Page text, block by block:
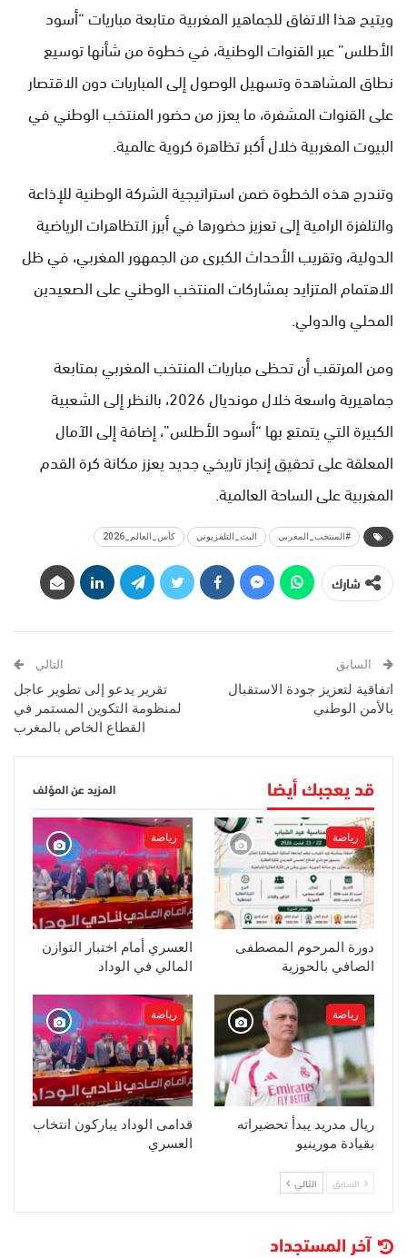
ويتيح هذا الاتفاق للجماهير المغربية متابعة مباريات “أسود
الأطلس” عبر القنوات الوطنية، في خطوة من شأنها توسيع
نطاق المشاهدة وتسهيل الوصول إلى المباريات دون الاقتصار
على القنوات المشفرة، ما يعزز من حضور المنتخب الوطني في
البيوت المغربية خلال أكبر تظاهرة كروية عالمية.
وتندرج هذه الخطوة ضمن استراتيجية الشركة الوطنية للإذاعة
والتلفزة الرامية إلى تعزيز حضورها في أبرز التظاهرات الرياضية
الدولية، وتقريب الأحداث الكبرى من الجمهور المغربي، في ظل
الاهتمام المتزايد بمشاركات المنتخب الوطني على الصعيدين
المحلي والدولي.
ومن المرتقب أن تحظى مباريات المنتخب المغربي بمتابعة
جماهيرية واسعة خلال مونديال 2026، بالنظر إلى الشعبية
الكبيرة التي يتمتع بها “أسود الأطلس”، إضافة إلى الآمال
المعلقة على تحقيق إنجاز تاريخي جديد يعزز مكانة كرة القدم
المغربية على الساحة العالمية.
#المنتخب_المغربي البث_التلفزيوني كأس_العالم_2026
شارك
السابق
اتفاقية لتعزيز جودة الاستقبال
بالأمن الوطني
التالي
تقرير يدعو إلى تطوير عاجل
لمنظومة التكوين المستمر في
القطاع الخاص بالمغرب
قد يعجبك أيضا المزيد عن المؤلف
رياضة
دورة المرحوم المصطفى
الصافي بالحوزية
رياضة
العسري أمام اختبار التوازن
المالي في الوداد
رياضة
ريال مدريد يبدأ تحضيراته
بقيادة مورينيو
رياضة
قدامى الوداد يباركون انتخاب
العسري
السابق التالي
آخر المستجداد